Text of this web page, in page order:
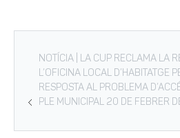
NOTÍCIA | LA CUP RECLAMA LA
L’OFICINA LOCAL D’HABITATGE
RESPOSTA AL PROBLEMA
PLE MUNICIPAL 20 DE FEBRER